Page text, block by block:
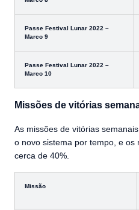
Passe Festival Lunar 2022 –
Marco 9
Passe Festival Lunar 2022 –
Marco 10
Missões de vitórias
As missões de vitórias
o novo sistema por tempo, e os
cerca de 40%.
Missão